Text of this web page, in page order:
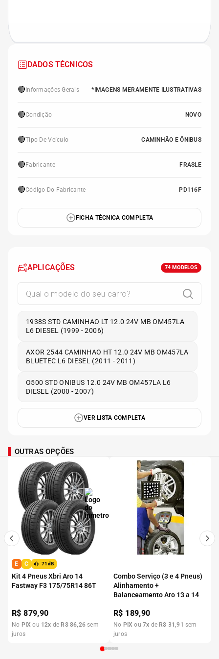
DADOS TÉCNICOS
🔴 Informações Gerais *IMAGENS MERAMENTE ILUSTRATIVAS
🔴Condição NOVO
🔴Tipo De Veículo CAMINHÃO E ÔNIBUS
🔴 Fabricante FRASLE
🔴Código Do Fabricante PD116F
FICHA TÉCNICA COMPLETA
APLICAÇÕES 74 MODELOS
1938S STD CAMINHAO LT 12.0 24V MB OM457LA
L6 DIESEL (1999 - 2006)
AXOR 2544 CAMINHAO HT 12.0 24V MB OM457LA
BLUETEC L6 DIESEL (2011 - 2011)
O500 STD ONIBUS 12.0 24V MB OM457LA L6
DIESEL (2000 - 2007)
VER LISTA COMPLETA
OUTRAS OPÇÕES
E C 71dB
Kit 4 Pneus Xbri Aro 14
Fastway F3 175/75R14 86T
R$879,90
No PIX ou 12x de R$ 86,26 sem
juros
Combo Serviço (3 e 4 Pneus)
Alinhamento +
Balanceamento Aro 13 a 14
R$ 189,90
No PIX ou7x de R$ 31 ,91 sem
juros